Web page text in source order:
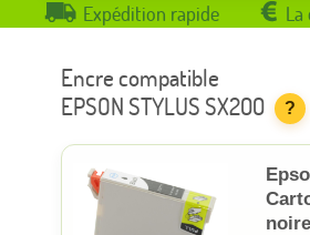
Expédition rapide
Encre compatible
EPSON STYLUS SX200
?